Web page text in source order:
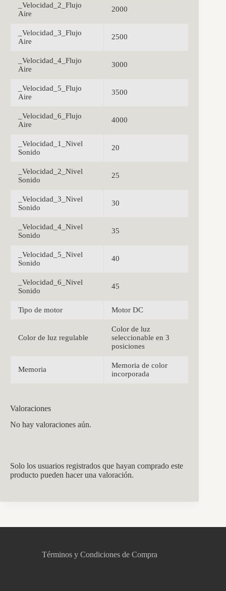
_Velocidad_2_Flujo
Aire
2000
_Velocidad_3_Flujo
Aire
2500
_Velocidad_4_Flujo
Aire
3000
_Velocidad_5_Flujo
Aire
3500
_Velocidad_6_Flujo
Aire
4000
_Velocidad_1_Nivel
Sonido
20
_Velocidad_2_Nivel
Sonido
25
_Velocidad_3_Nivel
Sonido
30
_Velocidad_4_Nivel
Sonido
35
_Velocidad_5_Nivel
Sonido
40
_Velocidad_6_Nivel
Sonido
45
Tipo de motor Motor DC
Color de luz regulable
Color de luz
seleccionable en 3
posiciones
Memoria
Memoria de color
incorporada
Valoraciones
No hay valoraciones aún.
Solo los usuarios registrados que hayan comprado este
producto pueden hacer una valoración.
Términos y Condiciones de Compra
Asistente virtual · En línea